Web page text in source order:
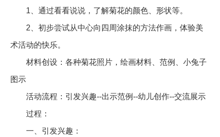
1、通过看看说说，了解菊花的颜色、形状等。
2、初步尝试从中心向四周涂抹的方法作画，体验美
术活动的快乐。
材料创设：各种菊花照片，绘画材料、范例、小兔子
图示
活动流程：引发兴趣--出示范例--幼儿创作--交流展示
过程：
一、引发兴趣：